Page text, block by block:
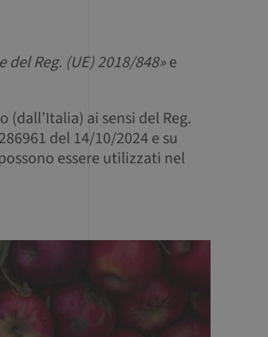
Reg. (UE) 2018/848»e
ai sensi del Reg.
del 14/10/2024 e su
essere utilizzati nel